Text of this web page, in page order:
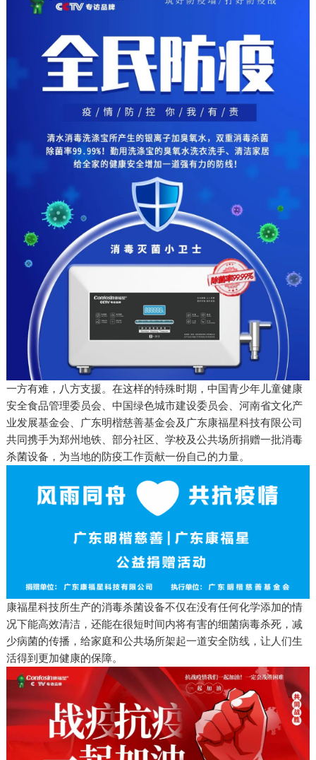
一方有难，八方支援。在这样的特殊时期，中国青少年儿童健康
安全食品管理委员会、中国绿色城市建设委员会、河南省文化产
业发展基金会、广东明楷慈善基金会及广东康福星科技有限公司
共同携手为郑州地铁、部分社区、学校及公共场所捐赠一批消毒
杀菌设备，为当地的防疫工作贡献一份自己的力量。
康福星科技所生产的消毒杀菌设备不仅在没有任何化学添加的情
况下能高效清洁，还能在很短时间内将有害的细菌病毒杀死，减
少病菌的传播，给家庭和公共场所架起一道安全防线，让人们生
活得到更加健康的保障。